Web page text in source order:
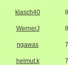
klasch40
WernerJ
ngawas
helmut.k